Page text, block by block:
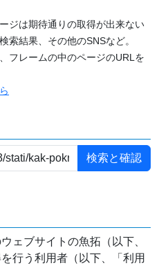
ジは期待通りの取得が出来ない
索結果、その他のSNSなど。
フレームの中のページのURLを
ェブサイトの魚拓（以下、
行う利用者（以下、「利用